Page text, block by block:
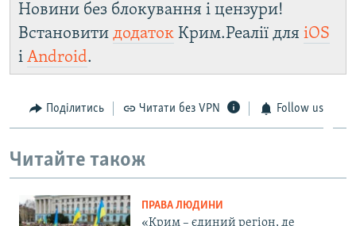
Новини без блокування і цензури!
Встановити додаток Крим.Реалії для iOS
і Android.
Поділитись Читати без VPN Follow us
Читайте також
ПРАВА ЛЮДИНИ
«Крим – єдиний регіон, де